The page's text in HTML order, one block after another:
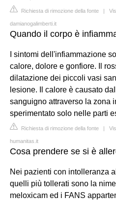
Richiesta di rimozione della fonte |
damianogalimberti.it
Quando il corpo è
I sintomi dell'infiammazione
calore, dolore e gonfiore. Il
dilatazione dei piccoli vasi
lesione. Il calore è causato
sanguigno attraverso la zona
sperimentato solo nelle parti
Richiesta di rimozione della fonte |
humanitas.it
Cosa prendere se si è
Nei pazienti con intolleranza
quelli più tollerati sono la
meloxicam ed i FANS